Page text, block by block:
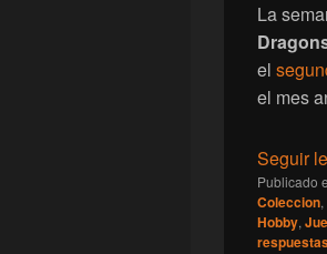
La
el
el mes
Seguir
Publicado
Coleccion,
Hobby,